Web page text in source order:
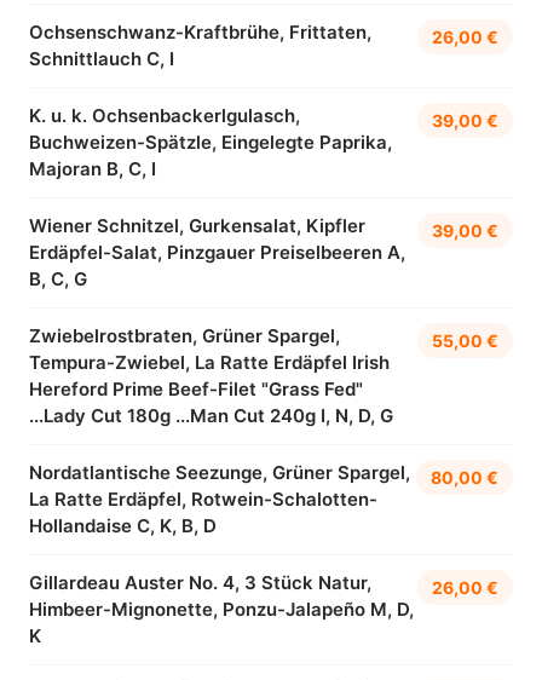
Ochsenschwanz-Kraftbrühe, Frittaten,
Schnittlauch C, I
26,00 €
K. u. k. Ochsenbackerlgulasch,
Buchweizen-Spätzle, Eingelegte Paprika,
Majoran B, C, I
39,00 €
Wiener Schnitzel, Gurkensalat, Kipfler
Erdäpfel-Salat, Pinzgauer Preiselbeeren A,
B, C, G
39,00 €
Zwiebelrostbraten, Grüner Spargel,
Tempura-Zwiebel, La Ratte Erdäpfel Irish
Hereford Prime Beef-Filet "Grass Fed"
...Lady Cut 180g ...Man Cut 240g I, N, D, G
55,00 €
Nordatlantische Seezunge, Grüner Spargel,
La Ratte Erdäpfel, Rotwein-Schalotten-
Hollandaise C, K, B, D
80,00 €
Gillardeau Auster No. 4, 3 Stück Natur,
Himbeer-Mignonette, Ponzu-Jalapeño M, D,
K
26,00 €